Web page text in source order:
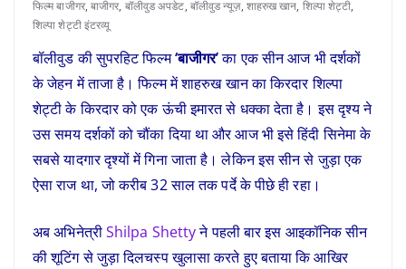
फिल्म बाजीगर,बाजीगर, बॉलीवुड अपडेट, बॉलीवुड न्यूज़, शाहरुख खान, शिल्पा शेट्टी,
शिल्पा शेट्टी इंटरव्यू
बॉलीवुड की सुपरहिट फिल्म‘बाजीगर’का एक सीन आज भी दर्शकों
के जेहन में ताजा है। फिल्म में शाहरुख खान का किरदार शिल्पा
शेट्टी के किरदार को एक ऊंची इमारत से धक्का देता है। इस दृश्य ने
उस समय दर्शकों को चौंका दिया था और आज भी इसे हिंदी सिनेमा के
सबसे यादगार दृश्यों में गिना जाता है। लेकिन इस सीन से जुड़ा एक
ऐसा राज था, जो करीब 32 साल तक पर्दे के पीछे ही रहा।
अब अभिनेत्रीShilpa Shettyने पहली बार इस आइकॉनिक सीन
की शूटिंग से जुड़ा दिलचस्प खुलासा करते हुए बताया कि आखिर